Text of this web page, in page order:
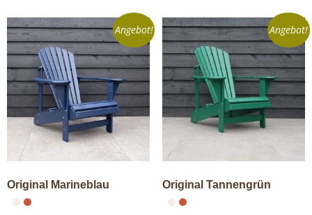
Angebot!
Original Marineblau
Angebot!
Original Tannengrün